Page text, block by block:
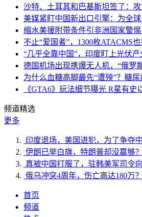
沙特、土耳其和巴基斯坦签了：
美媒紧盯中国新出口引擎：为全
缩水美援附带条件引非洲国家警
不止“爱国者”，1300枚ATACMS
“几乎全靠中国”，印度盯上光伏
德国机场出现携爆无人机，“俄罗
为什么血糖高脚最先“遭殃”？糖
《GTA6》玩法细节曝光 R星有史
频道精选
更多
印度退场，美国进犯，为了争夺
伊朗已举白旗，特朗普却没赢够
真被中国打服了，驻韩美军司令
俄乌冲突4周年，伤亡高达180万
首页
频道